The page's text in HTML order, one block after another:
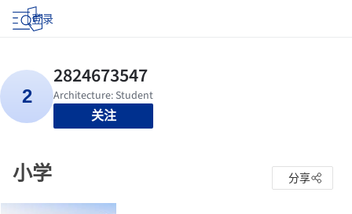
登录
关注
小学 分享